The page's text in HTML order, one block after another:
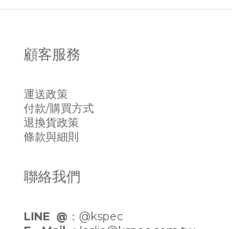
顧客服務
運送政策
付款/購買方式
退換貨政策
條款與細則
聯絡我們
LINE @ ： @kspec